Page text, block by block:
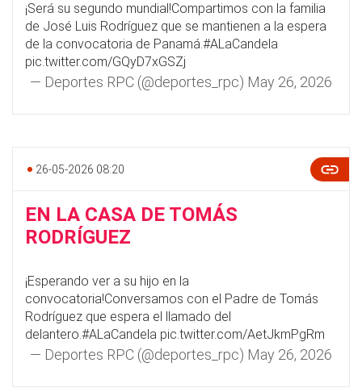
¡Será su segundo mundial!Compartimos con la familia
de José Luis Rodríguez que se mantienen a la espera
de la convocatoria de Panamá.#ALaCandela
pic.twitter.com/GQyD7xGSZj
— Deportes RPC (@deportes_rpc) May 26, 2026
26-05-2026 08:20
EN LA CASA DE TOMÁS
RODRÍGUEZ
¡Esperando ver a su hijo en la
convocatoria!Conversamos con el Padre de Tomás
Rodríguez que espera el llamado del
delantero.#ALaCandela pic.twitter.com/AetJkmPgRm
— Deportes RPC (@deportes_rpc) May 26, 2026